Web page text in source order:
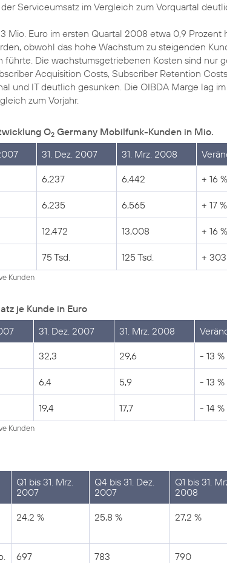
Serviceumsatz im Vergleich zum Vorquartal
Mio. Euro im ersten Quartal 2008 etwa 0,9 Prozent
obwohl das hohe Wachstum zu steigenden
führte. Die wachstumsgetriebenen Kosten sind nur
Acquisition Costs, Subscriber Retention
und IT deutlich gesunken. Die OIBDA Marge lag
zum Vorjahr.
O2 Germany Mobilfunk-Kunden in Mio.
31. Dez. 2007 31. Mrz. 2008
6,237 6,442 + 16 %
6,235 6,565 + 17 %
12,472 13,008 + 16 %
75 Tsd. 125 Tsd. +
Kunden
je Kunde in Euro
31. Dez. 2007 31. Mrz. 2008
32,3 29,6 - 13 %
6,4 5,9 - 13 %
19,4 17,7 - 14 %
Kunden
Q1 bis 31. Mrz.
2007
Q4 bis 31. Dez.
2007
Q1 bis 31.
2008
24,2 % 25,8 % 27,2 %
697 783 790